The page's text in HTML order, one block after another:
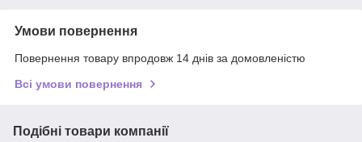
Умови повернення
Повернення товару впродовж 14 днів за домовленістю
Всі умови повернення
Подібні товари компанії